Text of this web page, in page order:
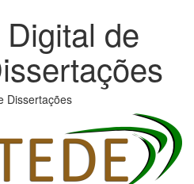
de
Dissertações